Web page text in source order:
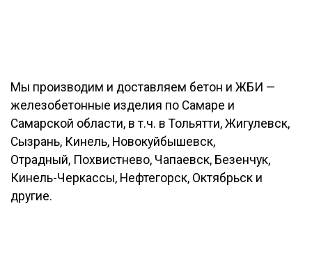
Мы производим и доставляем бетон и ЖБИ —
железобетонные изделия по Самаре и
Самарской области, в т.ч. в Тольятти, Жигулевск,
Сызрань, Кинель, Новокуйбышевск,
Отрадный, Похвистнево, Чапаевск, Безенчук,
Кинель-Черкассы, Нефтегорск, Октябрьск и
другие.